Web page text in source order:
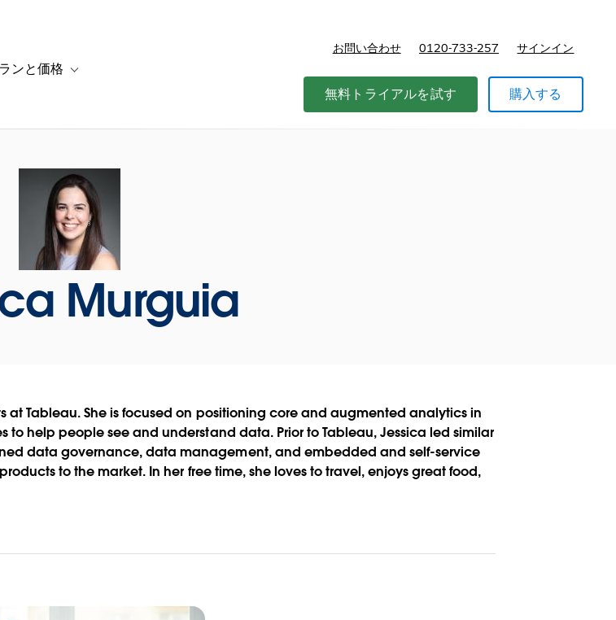
リューション
navigation for リソース
ンと価格 Toggle sub-navigation for プランと価格
お問い合わせ 0120-733-257 サインイン
無料トライアルを試す 購入する
Murguia
Tableau. She is focused on positioning core and augmented analytics in
help people see and understand data. Prior to Tableau, Jessica led similar
data governance, data management, and embedded and self-service
to the market. In her free time, she loves to travel, enjoys great food,